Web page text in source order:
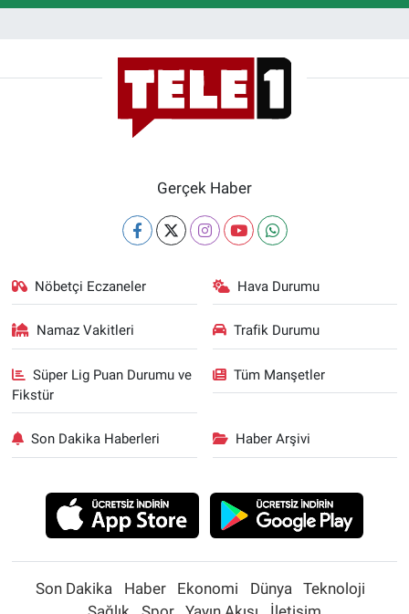
Gerçek Haber
Nöbetçi Eczaneler Hava Durumu
Namaz Vakitleri Trafik Durumu
Süper Lig Puan Durumu ve
Fikstür
Tüm Manşetler
Son Dakika Haberleri Haber Arşivi
Son Dakika Haber Ekonomi Dünya
Teknoloji